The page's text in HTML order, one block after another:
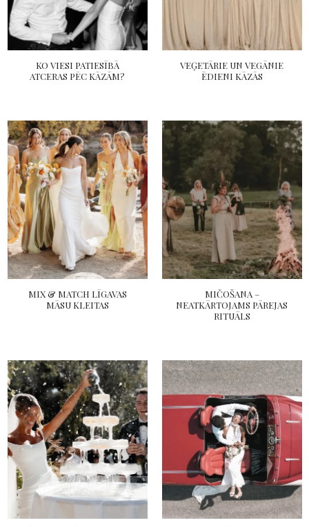
KO VIESI PATIESĪBĀ
ATCERAS PĒC KĀZĀM?
VEĢETĀRIE UN VEGĀNIE
ĒDIENI KĀZĀS
MIX & MATCH LĪGAVAS
MĀSU KLEITAS
MIČOŠANA –
NEATKĀRTOJAMS PĀREJAS
RITUĀLS